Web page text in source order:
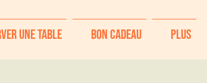
une table Bon Cadeau Plus